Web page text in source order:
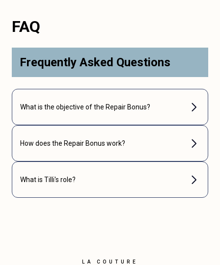
FAQ
Frequently Asked Questions
What is the objective of the Repair Bonus?
How does the Repair Bonus work?
What is Tilli's role?
LA COUTURE